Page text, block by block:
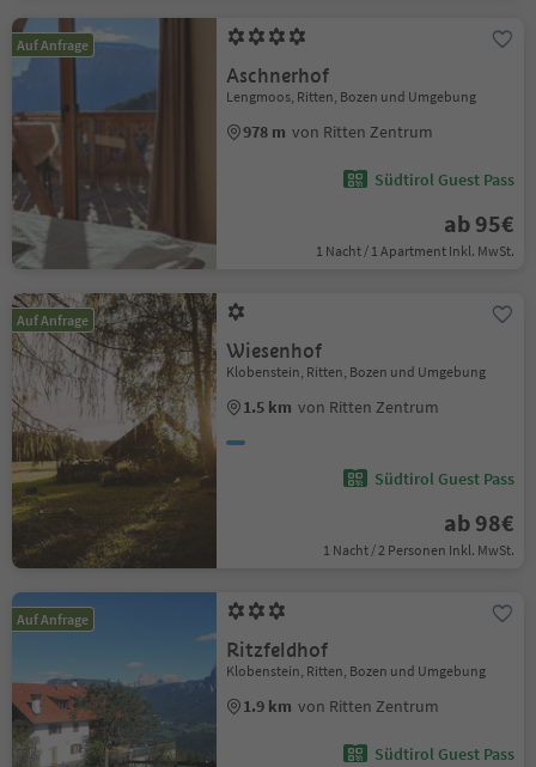
Auf Anfrage
Aschnerhof
Lengmoos, Ritten, Bozen und Umgebung
978 m von Ritten Zentrum
Südtirol Guest Pass
ab 95€
1 Nacht / 1 Apartment Inkl. MwSt.
Auf Anfrage
Wiesenhof
Klobenstein, Ritten, Bozen und Umgebung
1.5 km von Ritten Zentrum
Südtirol Guest Pass
ab 98€
1 Nacht / 2 Personen Inkl. MwSt.
Auf Anfrage
Ritzfeldhof
Klobenstein, Ritten, Bozen und Umgebung
1.9 km von Ritten Zentrum
Südtirol Guest Pass